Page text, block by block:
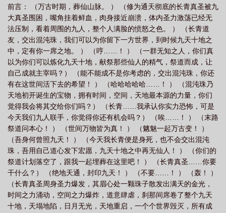
版 葬仙劫成神难 葬仙劫等级划分 葬仙劫十八的身份 葬仙劫青琯最后怎
么了 葬仙劫好看吗 葬仙劫的反派人物介绍 葬仙劫那一章把青琯杀了
仙劫仙人哪几个境界 葬仙劫青琯 葬仙劫TXT 葬仙劫仙灵界境界划分
仙劫有声免费听书最新章节列 葬仙劫叶无情和林皇在一起了吗? 葬仙劫大结
局 葬仙劫全文免费阅读 葬仙劫长青真圣是谁 葬仙劫封印的残躯是谁 葬
仙劫人物介绍 葬仙劫林皇970集免费观看在线播放 葬仙劫主角娶了几个老
婆 葬仙劫陆沉完结版最新章节 葬仙劫青琯是魔 葬仙劫十八 葬仙劫林皇
和谁在一起了 葬仙劫十八结局 葬仙劫林皇免费阅读无弹窗 葬仙劫昊天宗十
八是叛徒吗? 葬仙劫中青琯为何背叛 葬仙劫青琯最后去哪了 葬仙劫林皇妹
妹还活着吗 葬仙劫里面卖油条的人是谁 葬仙劫最新章节免费阅读 葬仙劫百
葬仙劫免费阅读
线试听 葬仙劫听书 葬仙劫作者 葬仙劫十八是好是坏 葬仙劫TXT全
本 葬仙劫昊天宗十八是谁 葬仙劫林皇清灌结局 葬仙劫全部人物关系
仙劫全集完整版免费观看 葬仙劫青琯结局
前言： （万古时期，葬仙山脉。 ） （修为通天彻底的长青真圣被九
大真圣围困，嘴角挂着鲜血，肉身接近崩溃，体内圣力激荡已经无
法压制，看着周围的九人，整个人满脸的愤怒之色。 ） （长青道
友，交出混沌珠，我们可以为你留下一方世界，到时候九天十地之
中，定有你一席之地。 ） （哼……！ ） （一群无知之人，你们真
以为你们可以炼化九天十地，献祭那些仙人的精气，祭道而成，让
自己成就主宰吗？） （能不能成不是你考虑的，交出混沌珠，你还
有在这世间活下去的希望！ ） （哈哈哈哈哈……！ ） （混沌珠乃
天地初开诞生的宝物，拥有时间，空间，天地最本源的力量，你们
觉得我会将其交给你们吗？） （长青……我承认你实力恐怖，可是
今天我们九人联手，你觉得你还有机会吗？） （唉……！ ） （末路
祭道问本心！ ） （世间万物皆为真！ ） （魑魅一起万古变！ ）
（吾身何曾照九天！ ） （今天我长青便是身死，也不会交出混沌
珠，吾用自己道心发下宏愿，九天十地之中再无仙人！ ） （你们的
祭道计划落空了，跟我一起埋葬在这里吧！ ） （长青真圣……你要
干什么？） （绝地天通，封印九天！ ） （不要……！ ） （轰！ ）
（长青真圣周身圣力爆发，其眉心处一颗珠子散发出满天的金光，
时间之力涌动，空间之力爆炸，道意肆虐，刹那间席卷了整个九天
十地，天塌地陷，日月无光，天地重启，一个个世界毁灭，所有成